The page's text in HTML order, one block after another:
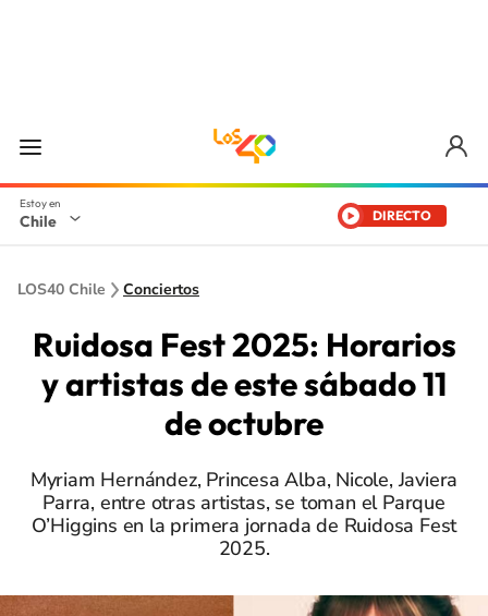
Chile DIRECTO
LOS40 Chile Conciertos
Ruidosa Fest 2025: Horarios
y artistas de este sábado 11
de octubre
Myriam Hernández, Princesa Alba, Nicole, Javiera
Parra, entre otras artistas, se toman el Parque
O’Higgins en la primera jornada de Ruidosa Fest
2025.